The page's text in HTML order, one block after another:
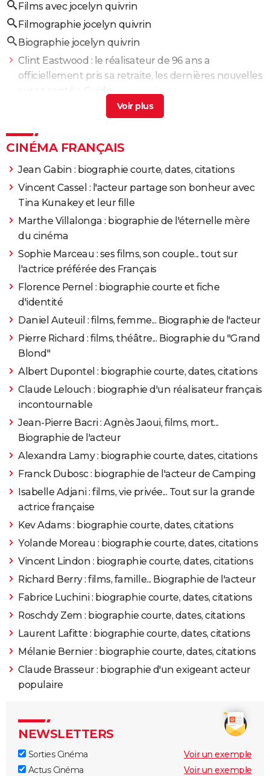
2007 Cash
2006 99 francs Rôle: Charles Dagout
2006 Jean de La Fontaine, le défi
Rôle: le comte de Nansac
2005 Syriana
2004 L'Empire des loups
2003 L'Outremangeur
2003 ClémentRôle: Mathieu
2001 L'Enfant des lumières
1993 Louis, enfant roi Rôle: le duc Philippe d'Anjou
Films avec jocelyn quivrin
Filmographie jocelyn quivrin
Biographie jocelyn quivrin
Clint Eastwood : le réalisateur de 96 ans a
officiellement pris sa retraite, les dernières nouvelles
Robert Redford : "c'était traumatisant", la perte de
Luc Besson : films, accusations... Biographie du
réalisateur français
Ben Affleck : femmes, films... Biographie de l'acteur
Guide
X > Guide
CINÉMA FRANÇAIS
Jean Gabin : biographie courte, dates, citations
Vincent Cassel : l'acteur partage son bonheur avec
Tina Kunakey et leur fille
Marthe Villalonga : biographie de l'éternelle mère
du cinéma
Sophie Marceau : ses films, son couple... tout sur
l'actrice préférée des Français
Florence Pernel : biographie courte et fiche
d'identité
Daniel Auteuil : films, femme... Biographie de l'acteur
Pierre Richard : films, théâtre... Biographie du "Grand
Blond"
Albert Dupontel : biographie courte, dates, citations
Claude Lelouch : biographie d'un réalisateur français
incontournable
Jean-Pierre Bacri : Agnès Jaoui, films, mort...
Biographie de l'acteur
Alexandra Lamy : biographie courte, dates, citations
Franck Dubosc : biographie de l'acteur de Camping
Isabelle Adjani : films, vie privée... Tout sur la grande
actrice française
Kev Adams : biographie courte, dates, citations
Yolande Moreau : biographie courte, dates, citations
Vincent Lindon : biographie courte, dates, citations
Richard Berry : films, famille... Biographie de l'acteur
Fabrice Luchini : biographie courte, dates, citations
Roschdy Zem : biographie courte, dates, citations
Laurent Lafitte : biographie courte, dates, citations
Mélanie Bernier : biographie courte, dates, citations
Claude Brasseur : biographie d'un exigeant acteur
populaire
NEWSLETTERS
Sorties Cinéma
Voir un exemple
Actus Cinéma
Voir un exemple